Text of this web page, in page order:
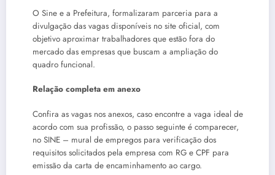
O Sine e a Prefeitura, formalizaram parceria para a
divulgação das vagas disponíveis no site oficial, com
objetivo aproximar trabalhadores que estão fora do
mercado das empresas que buscam a ampliação do
quadro funcional.
Relação completa em anexo
Confira as vagas nos anexos, caso encontre a vaga ideal de
acordo com sua profissão, o passo seguinte é comparecer,
no SINE – mural de empregos para verificação dos
requisitos solicitados pela empresa com RG e CPF para
emissão da carta de encaminhamento ao cargo.